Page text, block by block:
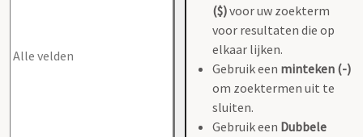
($)voor uw zoekterm
voor resultaten die op
elkaar lijken.
Gebruik een minteken (-)
om zoektermen uit te
sluiten.
Gebruik een Dubbele